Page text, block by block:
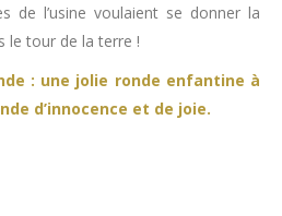
de l’usine voulaient se donner la
le tour de la terre !
: une jolie ronde enfantine à
d’innocence et de joie.